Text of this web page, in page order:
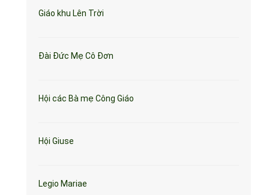
Giáo khu Lên Trời
Đài Đức Mẹ Cô Đơn
Hội các Bà mẹ Công Giáo
Hội Giuse
Legio Mariae